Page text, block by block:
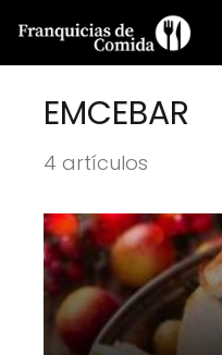
EMCEBAR
4 artículos